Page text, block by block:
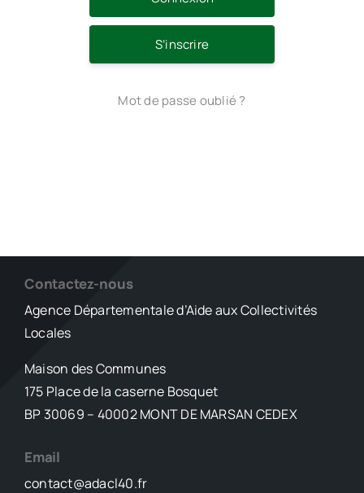
S’inscrire
Mot de passe oublié ?
Contactez-nous
Agence Départementale d’Aide aux Collectivités
Locales
Maison des Communes
175 Place de la caserne Bosquet
BP 30069 – 40002 MONT DE MARSAN CEDEX
Email
contact@adacl40.fr